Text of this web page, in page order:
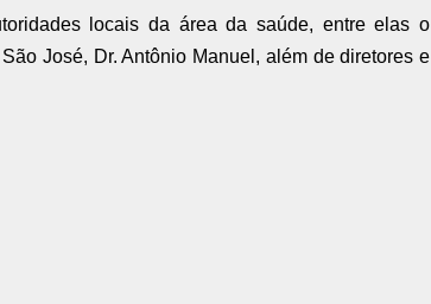
locais da área da saúde, entre elas o
José, Dr. Antônio Manuel, além de diretores e